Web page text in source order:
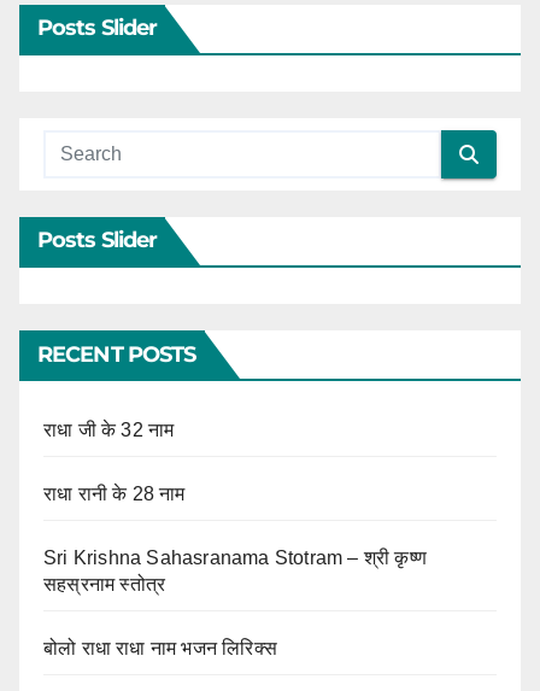
Posts Slider
Posts Slider
RECENT POSTS
राधा जी के 32 नाम
राधा रानी के 28 नाम
Sri Krishna Sahasranama Stotram – श्री कृष्ण
सहस्रनाम स्तोत्र
बोलो राधा राधा नाम भजन लिरिक्स